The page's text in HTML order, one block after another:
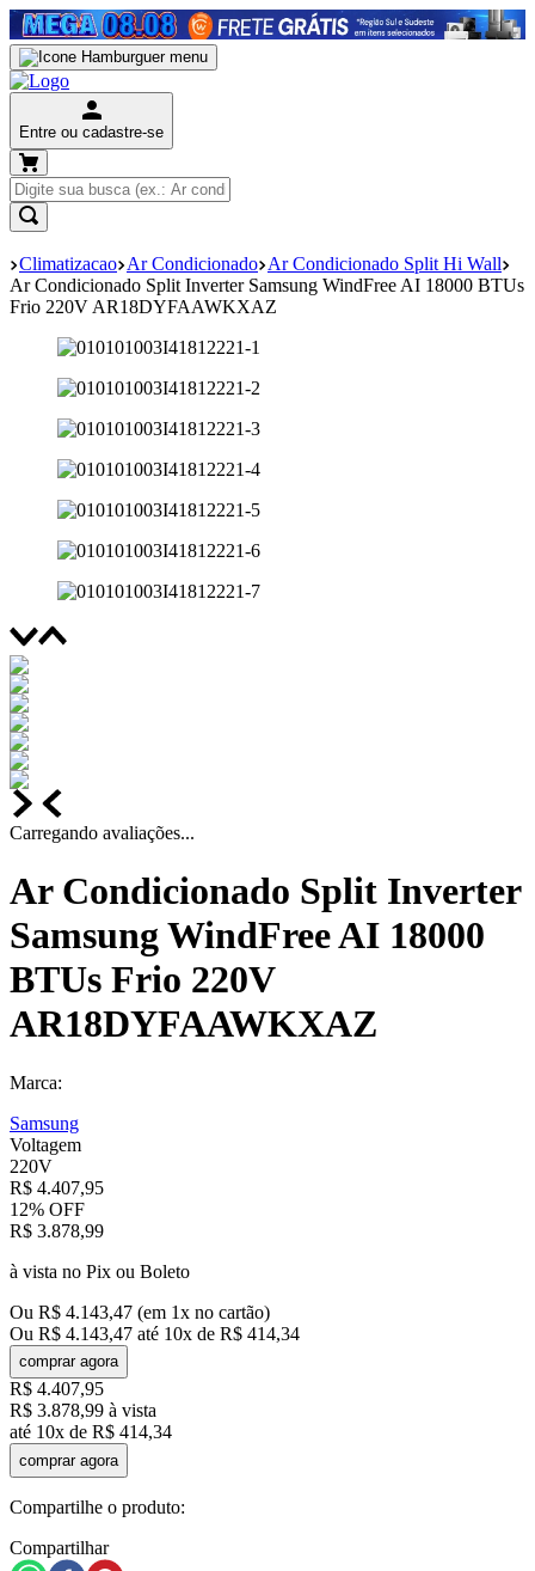
Entre ou cadastre-se
Climatizacao Ar Condicionado Ar Condicionado Split Hi Wall
Ar Condicionado Split Inverter Samsung WindFree AI 18000 BTUs
Frio 220V AR18DYFAAWKXAZ
Carregando avaliações...
Ar Condicionado Split Inverter
Samsung WindFree AI 18000
BTUs Frio 220V
AR18DYFAAWKXAZ
Marca:
Samsung
Voltagem
220V
R$ 4.407,95
12% OFF
R$ 3.878,99
à vista no Pix ou Boleto
Ou R$ 4.143,47 (em 1x no cartão)
Ou R$ 4.143,47 até 10x de R$ 414,34
comprar agora
R$ 4.407,95
R$ 3.878,99 à vista
até 10x de R$ 414,34
comprar agora
Compartilhe o produto:
Compartilhar